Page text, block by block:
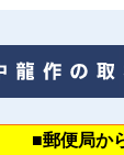
■郵便局か